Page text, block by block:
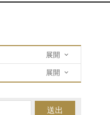
展開
展開
送出